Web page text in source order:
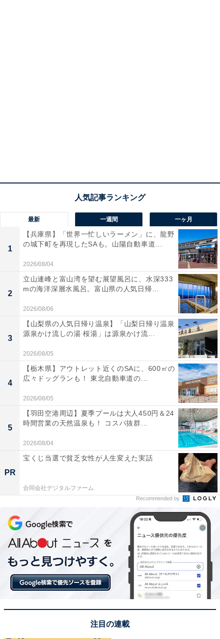
最新 一週間 一ヶ月
1
【兵庫県】「世界一忙しいラーメン」に、龍野
の城下町を再現したSAも。山陽自動車道...
2026/08/04
2
立山連峰と富山湾を望む展望風呂に、水深333
mの海洋深層水風呂。富山県の人気日帰...
2026/08/06
3
【山梨県の人気日帰り温泉】「山梨日帰り温泉
源泉かけ流しの湯 桜湯」は源泉かけ流...
2026/08/05
4
【栃木県】アウトレット近くのSAに、600㎡の
広々ドッグランも！ 東北自動車道の...
2026/08/05
5
【羽田空港周辺】夏季プールは大人450円＆24
時間営業の天然温泉も！ コスパ抜群...
2026/08/04
PR
宝くじ当選で貧乏女性が人生変えた実話
合同会社デジタルファーム
Recommended by
注目の連載